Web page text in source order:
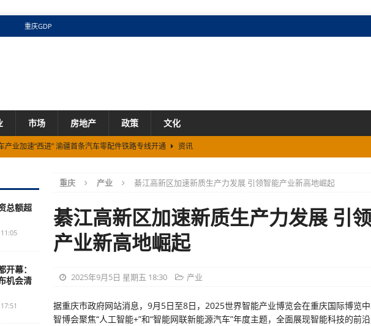
重庆GDP
市场 房地产 政策 文化
产业加速“西进” 渝疆首条汽车零配件铁路专线开通
资讯
已培育专精特新中小企业5738家 资讯
重庆 产业 綦江高新区加速新质生产力发展 引领智能产业新高地崛起
綦江高新区加速新质生产力发展 引
产业新高地崛起
2025年9月5日 星期五 18:30 产业
据重庆市政府网站消息，9月5日至8日，2025世界智能产业博览会在重庆国际博览
智博会聚焦“人工智能+”和“智能网联新能源汽车”年度主题，全面展现智能科技的前
总额超
幕：
机会清